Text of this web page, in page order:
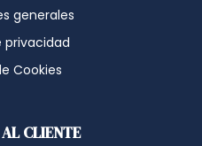
la política de privacidad
en el siguiente enlace:
es/politica-de-privacidad
generales
privacidad
Cookies
CLIENTE